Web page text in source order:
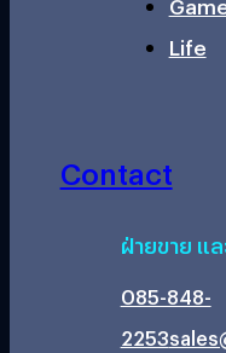
Life
Contact
ฝ่ายขาย แ
085-848-
2253